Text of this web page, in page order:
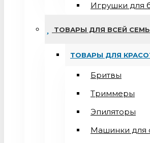
Игрушки для
ТОВАРЫ ДЛЯ ВСЕЙ
ТОВАРЫ ДЛЯ
Бритвы
Триммеры
Эпиляторы
Машинки для